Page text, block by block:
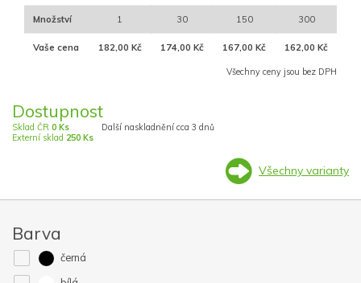
Množství 1 30 150 300
Vaše cena 182,00 Kč 174,00 Kč 167,00 Kč 162,00 Kč
Všechny ceny jsou bez DPH
Dostupnost
Sklad ČR 0 Ks
Externí sklad 250 Ks
Další naskladnění cca 3 dnů
Všechny varianty
Barva
černá